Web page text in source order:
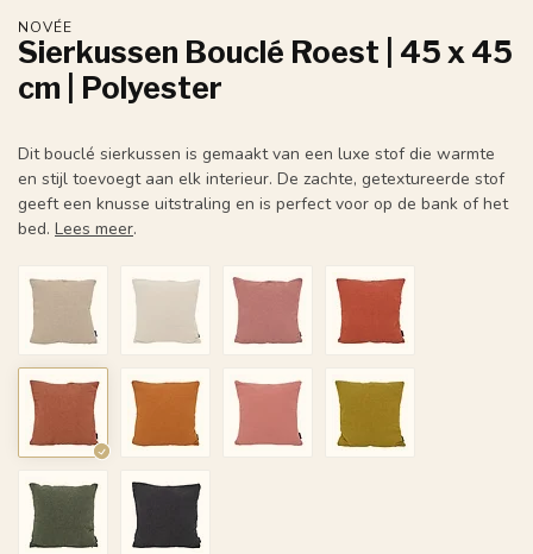
NOVÉE
Sierkussen Bouclé Roest | 45 x 45
cm | Polyester
Dit bouclé sierkussen is gemaakt van een luxe stof die warmte
en stijl toevoegt aan elk interieur. De zachte, getextureerde stof
geeft een knusse uitstraling en is perfect voor op de bank of het
bed. Lees meer.